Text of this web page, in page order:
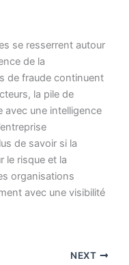
se resserrent autour
de la
de fraude continuent
la pile de
avec une intelligence
de savoir si la
le risque et la
organisations
avec une visibilité
NEXT